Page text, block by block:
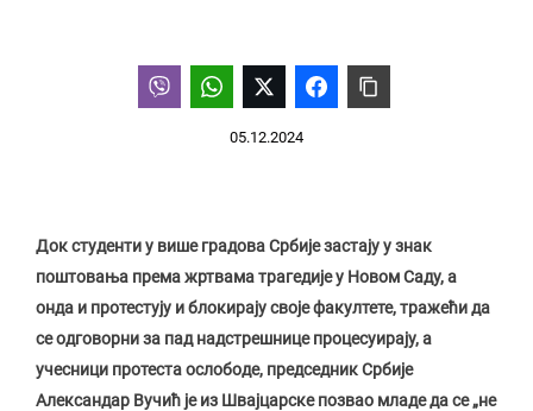
05.12.2024
Док студенти у више градова Србије застају у знак
поштовања према жртвама трагедије у Новом Саду, а
онда и протестују и блокирају своје факултете, тражећи да
се одговорни за пад надстрешнице процесуирају, а
учесници протеста ослободе, председник Србије
Александар Вучић је из Швајцарске позвао младе да се „не